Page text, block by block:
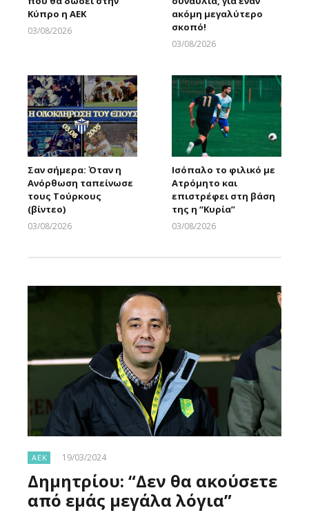
Κύπρο η ΑΕΚ
03/08/2026
ακόμη μεγαλύτερο
σκοπό!
03/08/2026
Σαν σήμερα: Όταν η
Ανόρθωση ταπείνωσε
τους Τούρκους
(βίντεο)
03/08/2026
Ισόπαλο το φιλικό με
Ατρόμητο και
επιστρέφει στη βάση
της η “Κυρία”
03/08/2026
ΑΕΚ 19/03/2024
Δημητρίου: “Δεν θα ακούσετε
από εμάς μεγάλα λόγια”